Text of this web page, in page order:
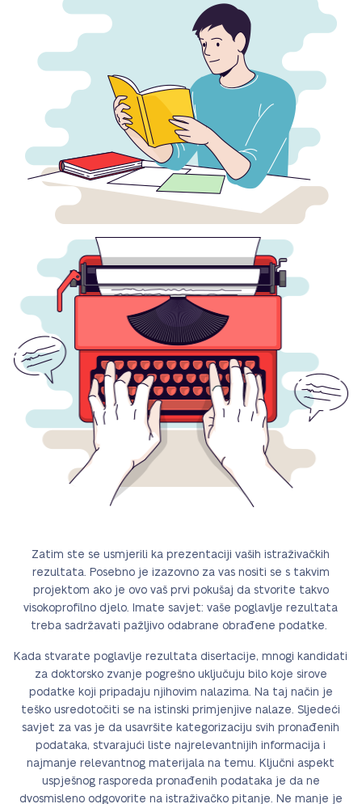
Zatim ste se usmjerili ka prezentaciji vaših istraživačkih
rezultata. Posebno je izazovno za vas nositi se s takvim
projektom ako je ovo vaš prvi pokušaj da stvorite takvo
visokoprofilno djelo. Imate savjet: vaše poglavlje rezultata
treba sadržavati pažljivo odabrane obrađene podatke.
Kada stvarate poglavlje rezultata disertacije, mnogi kandidati
za doktorsko zvanje pogrešno uključuju bilo koje sirove
podatke koji pripadaju njihovim nalazima. Na taj način je
teško usredotočiti se na istinski primjenjive nalaze. Sljedeći
savjet za vas je da usavršite kategorizaciju svih pronađenih
podataka, stvarajući liste najrelevantnijih informacija i
najmanje relevantnog materijala na temu. Ključni aspekt
uspješnog rasporeda pronađenih podataka je da ne
dvosmisleno odgovorite na istraživačko pitanje. Ne manje je